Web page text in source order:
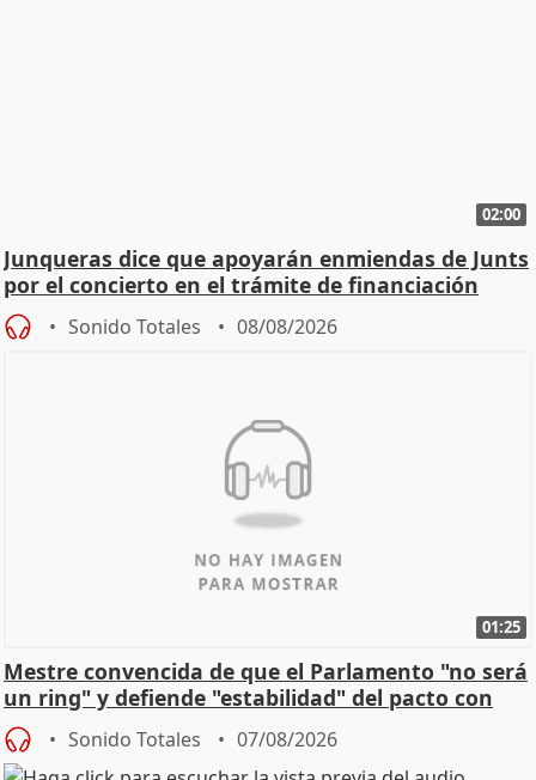
02:00
Junqueras dice que apoyarán enmiendas de Junts
por el concierto en el trámite de financiación
Sonido Totales 08/08/2026
01:25
Mestre convencida de que el Parlamento "no será
un ring" y defiende "estabilidad" del pacto con
Vox
Sonido Totales 07/08/2026